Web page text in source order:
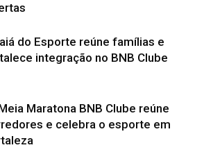
do Esporte reúne famílias e
integração no BNB Clube
Maratona BNB Clube reúne
e celebra o esporte em